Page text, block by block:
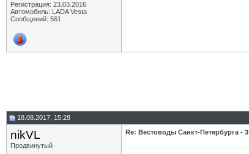
Регистрация: 23.03.2016
Автомобиль: LADA Vesta
Сообщений: 561
18.08.2017, 15:28
nikVL
Продвинутый
Re: Вестоводы Санкт-Петербурга - 3